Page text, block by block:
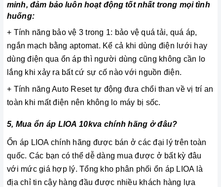
minh, đảm bảo luôn hoạt động tốt nhất trong mọi tình
huống:
+ Tính năng bảo vệ 3 trong 1: bảo vệ quá tải, quá áp,
ngắn mạch bằng aptomat. Kể cả khi dùng điện lưới hay
dùng điện qua ổn áp thì người dùng cũng không cần lo
lắng khi xảy ra bất cứ sự cố nào với nguồn điện.
+ Tính năng Auto Reset tự động đưa chổi than về vị trí an
toàn khi mất điện nên không lo máy bị sốc.
5, Mua ổn áp LIOA 10kva chính hãng ở đâu?
Ổn áp LIOA chính hãng được bán ở các đại lý trên toàn
quốc. Các bạn có thể dễ dàng mua được ở bất kỳ đâu
với mức giá hợp lý. Tổng kho phân phối ổn áp LIOA là
địa chỉ tin cậy hàng đầu được nhiều khách hàng lựa